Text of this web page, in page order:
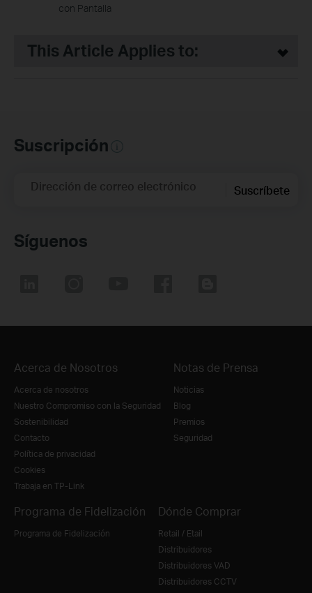
con Pantalla
This Article Applies to:
Suscripción
Dirección de correo electrónico Suscríbete
Síguenos
Acerca de Nosotros
Acerca de nosotros
Nuestro Compromiso con la Seguridad
Sostenibilidad
Contacto
Política de privacidad
Cookies
Trabaja en TP-Link
Notas de Prensa
Noticias
Blog
Premios
Seguridad
Programa de Fidelización
Programa de Fidelización
Dónde Comprar
Retail / Etail
Distribuidores
Distribuidores VAD
Distribuidores CCTV